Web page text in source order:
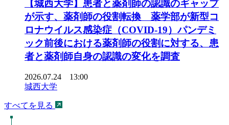
【城西大学】患者と薬剤師の認識のギャップ
が示す、薬剤師の役割転換 薬学部が新型コ
ロナウイルス感染症（COVID-19）パンデミ
ック前後における薬剤師の役割に対する、患
者と薬剤師自身の認識の変化を調査
2026.07.24 13:00
城西大学
すべてを見る